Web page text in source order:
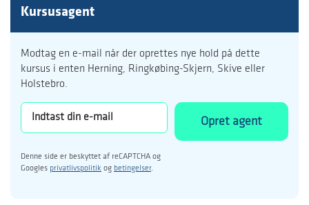
Kursusagent
Modtag en e-mail når der oprettes nye hold på dette
kursus i enten Herning, Ringkøbing-Skjern, Skive eller
Holstebro.
Opret agent
Denne side er beskyttet af reCAPTCHA og
Googles privatlivspolitik og betingelser.